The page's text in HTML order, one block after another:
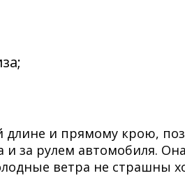
длине и прямому крою,
и за рулем автомобиля.
ветра не страшны